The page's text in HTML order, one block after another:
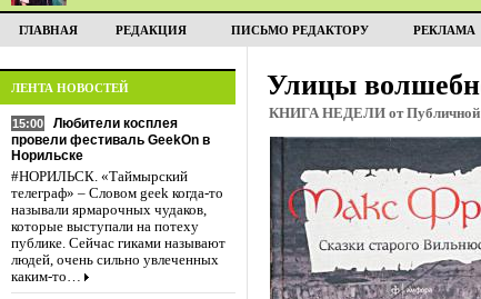
ГЛАВНАЯ РЕДАКЦИЯ ПИСЬМО РЕДАКТОРУ РЕКЛАМА
ЛЕНТА НОВОСТЕЙ
15:00
Любители косплея
провели фестиваль GeekOn в
Норильске
#НОРИЛЬСК. «Таймырский
телеграф» – Словом geek когда-то
называли ярмарочных чудаков,
которые выступали на потеху
публике. Сейчас гиками называют
людей, очень сильно увлеченных
каким-то…
Улицы
КНИГА НЕДЕЛИ от Публичной